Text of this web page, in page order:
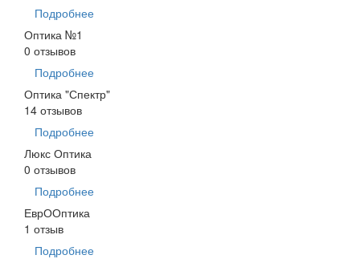
Подробнее
Оптика №1
0 отзывов
Подробнее
Оптика "Спектр"
14 отзывов
Подробнее
Люкс Оптика
0 отзывов
Подробнее
ЕврООптика
1 отзыв
Подробнее